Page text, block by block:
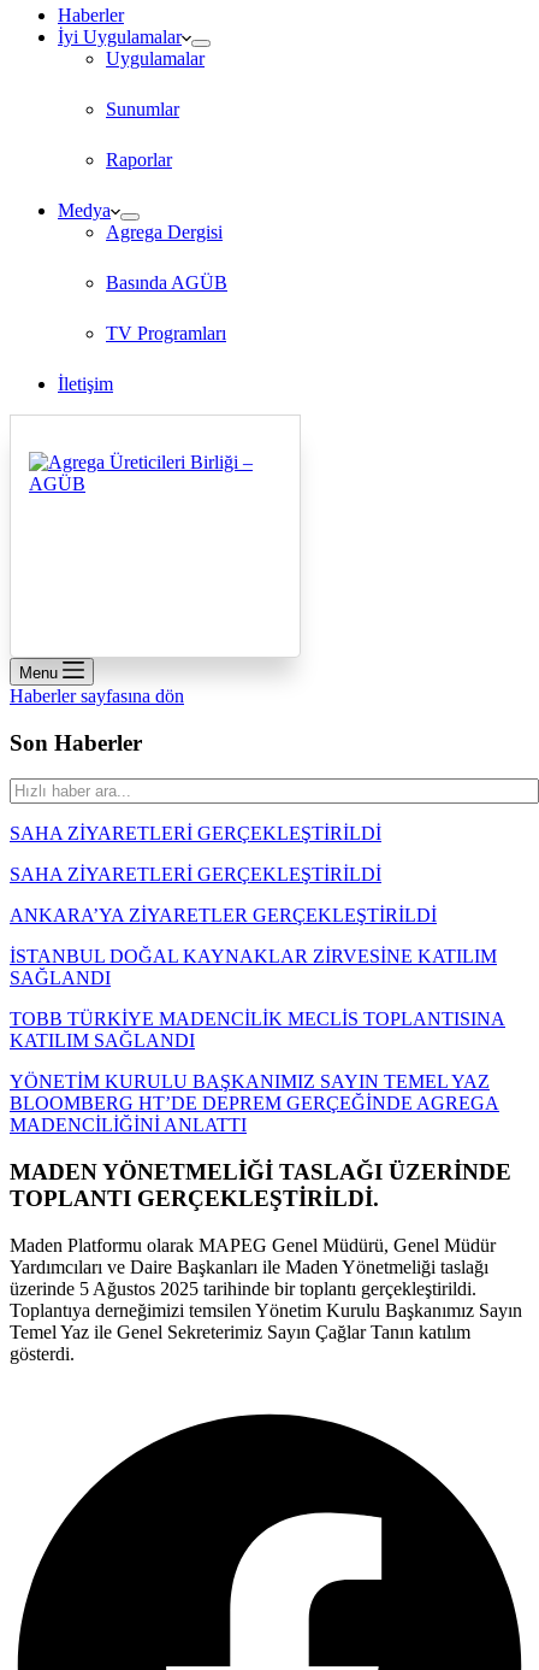
Haberler
İyi Uygulamalar
Uygulamalar
Sunumlar
Raporlar
Medya
Agrega Dergisi
Basında AGÜB
TV Programları
İletişim
Menu
Haberler sayfasına dön
Son Haberler
SAHA ZİYARETLERİ GERÇEKLEŞTİRİLDİ
SAHA ZİYARETLERİ GERÇEKLEŞTİRİLDİ
ANKARA’YA ZİYARETLER GERÇEKLEŞTİRİLDİ
İSTANBUL DOĞAL KAYNAKLAR ZİRVESİNE KATILIM
SAĞLANDI
TOBB TÜRKİYE MADENCİLİK MECLİS TOPLANTISINA
KATILIM SAĞLANDI
YÖNETİM KURULU BAŞKANIMIZ SAYIN TEMEL YAZ
BLOOMBERG HT’DE DEPREM GERÇEĞİNDE AGREGA
MADENCİLİĞİNİ ANLATTI
MADEN YÖNETMELİĞİ TASLAĞI ÜZERİNDE
TOPLANTI GERÇEKLEŞTİRİLDİ.
Maden Platformu olarak MAPEG Genel Müdürü, Genel Müdür
Yardımcıları ve Daire Başkanları ile Maden Yönetmeliği taslağı
üzerinde 5 Ağustos 2025 tarihinde bir toplantı gerçekleştirildi.
Toplantıya derneğimizi temsilen Yönetim Kurulu Başkanımız Sayın
Temel Yaz ile Genel Sekreterimiz Sayın Çağlar Tanın katılım
gösterdi.